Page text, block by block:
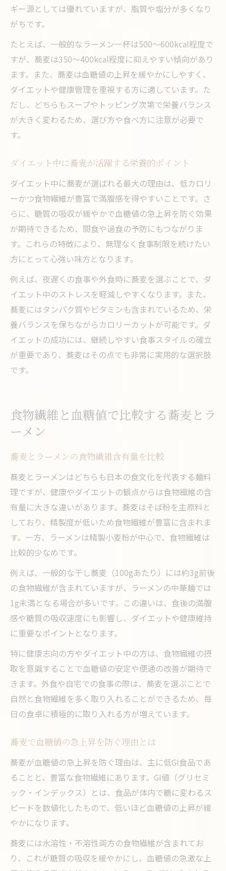
ギー源としては優れていますが、脂質や塩分が多くなり
がちです。
たとえば、一般的なラーメン一杯は500～600kcal程度で
すが、蕎麦は350～400kcal程度に抑えやすい傾向があり
ます。また、蕎麦は血糖値の上昇を緩やかにしやすく、
ダイエットや健康管理を重視する方に適しています。た
だし、どちらもスープやトッピング次第で栄養バランス
が大きく変わるため、選び方や食べ方に注意が必要で
す。
ダイエット中に蕎麦が活躍する栄養的ポイント
ダイエット中に蕎麦が選ばれる最大の理由は、低カロリ
ーかつ食物繊維が豊富で満腹感を得やすいことです。さ
らに、糖質の吸収が緩やかで血糖値の急上昇を防ぐ効果
が期待できるため、間食や過食の予防にもつながりま
す。これらの特徴により、無理なく食事制限を続けたい
方にとって心強い味方となります。
例えば、夜遅くの食事や外食時に蕎麦を選ぶことで、ダ
イエット中のストレスを軽減しやすくなります。また、
蕎麦にはタンパク質やビタミンも含まれているため、栄
養バランスを保ちながらカロリーカットが可能です。ダ
イエットの成功には、継続しやすい食事スタイルの確立
が重要であり、蕎麦はその点でも非常に実用的な選択肢
です。
食物繊維と血糖値で比較する蕎麦とラ
ーメン
蕎麦とラーメンの食物繊維含有量を比較
蕎麦とラーメンはどちらも日本の食文化を代表する麺料
理ですが、健康やダイエットの観点からは食物繊維の含
有量に大きな違いがあります。蕎麦はそば粉を主原料と
しており、精製度が低いため食物繊維が豊富に含まれま
す。一方、ラーメンは精製小麦粉が中心で、食物繊維は
比較的少なめです。
例えば、一般的な干し蕎麦（100gあたり）には約3g前後
の食物繊維が含まれていますが、ラーメンの中華麺では
1g未満となる場合が多いです。この違いは、食後の満腹
感や糖質の吸収速度にも影響し、ダイエットや健康維持
に重要なポイントとなります。
特に健康志向の方やダイエット中の方は、食物繊維の摂
取を意識することで血糖値の安定や便通の改善が期待で
きます。外食や自宅での食事の際は、蕎麦を選ぶことで
自然と食物繊維を多く取り入れることができるため、毎
日の食卓に積極的に取り入れる方が増えています。
蕎麦で血糖値の急上昇を防ぐ理由とは
蕎麦が血糖値の急上昇を防ぐ理由は、主に低GI食品であ
ることと、豊富な食物繊維にあります。GI値（グリセミ
ック・インデックス）とは、食品が体内で糖に変わるス
ピードを数値化したもので、低いほど血糖値の上昇が緩
やかになります。
蕎麦には水溶性・不溶性両方の食物繊維が含まれてお
り、これが糖質の吸収を緩やかにし、血糖値の急激な上